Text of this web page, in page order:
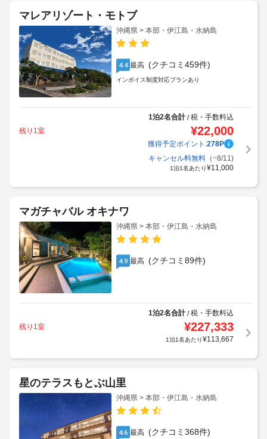
マレアリゾート・モトブ
沖縄県 > 本部・伊江島・水納島
4.4 最高 (クチコミ459件)
インボイス制度対応プランあり
1泊2名合計/税・手数料込
残り1室
¥22,000
獲得予定ポイント:278P
キャンセル料無料（~8/11)
1泊1名あたり¥11,000
マガチャバル オキナワ
沖縄県 > 本部・伊江島・水納島
4.9 最高 (クチコミ89件)
1泊2名合計/税・手数料込
残り1室
¥227,333
1泊1名あたり¥113,667
星のテラスもとぶ山里
沖縄県 > 本部・伊江島・水納島
4.6 最高 (クチコミ368件)